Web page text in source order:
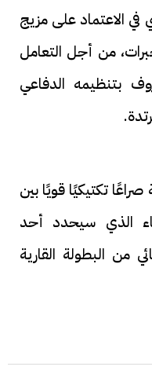
في الاعتماد على مزيج
من أجل التعامل
بتنظيمه الدفاعي
تكتيكيًا قويًا بين
الذي سيحدد أحد
من البطولة القارية